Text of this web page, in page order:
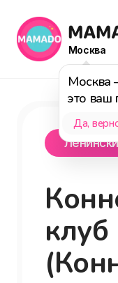
Москва
Москва
это ваш
Да,
клуб